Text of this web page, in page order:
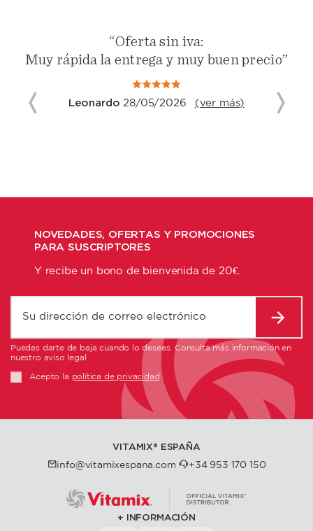
“Muy buena aclaración de dudas:
La respuesta de las dudas que tenía fue en
tiempo breve y claras.”
NOVEDADES, OFERTAS Y PROMOCIONES
PARA SUSCRIPTORES
Y recibe un bono de bienvenida de 20€.
Puedes darte de baja cuando lo desees. Consulta más información en
nuestro aviso legal
Acepto la política de privacidad
VITAMIX®️ ESPAÑA
info@vitamixespana.com +34 953 170 150
INFORMACIÓN